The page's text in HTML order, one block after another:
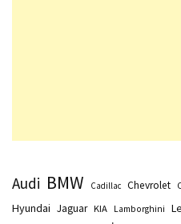
Audi BMW Cadillac Chevrolet
Hyundai Jaguar KIA Lamborghini